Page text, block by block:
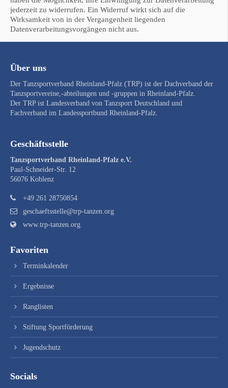
jederzeit zu widerrufen. Ein Widerruf wirkt sich auf die
Wirksamkeit von in der Vergangenheit liegenden
Datenverarbeitungsvorgängen nicht aus.
Über uns
Der Tanzsportverband Rheinland-Pfalz (TRP) ist der Dachverband der
Tanzsportvereine,-abteilungen und -gruppen in Rheinland-Pfalz.
Der TRP ist Landesverband von Tanzsport Deutschland und
Fachverband im Landessportbund Rheinland-Pfalz.
Geschäftsstelle
Tanzsportverband Rheinland-Pfalz e.V.
Paul-Schneider-Str. 12
56076 Koblenz
+49 261 28750854
geschaeftsstelle@trp-tanzen.org
www.trp-tanzen.org
Favoriten
Terminkalender
Ergebnisse
Ranglisten
Stiftung Sportförderung
Jugendschutz
Socials